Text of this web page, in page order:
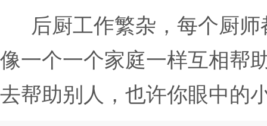
后厨工作繁杂，每个厨
像一个一个家庭一样互相帮
去帮助别人，也许你眼中的